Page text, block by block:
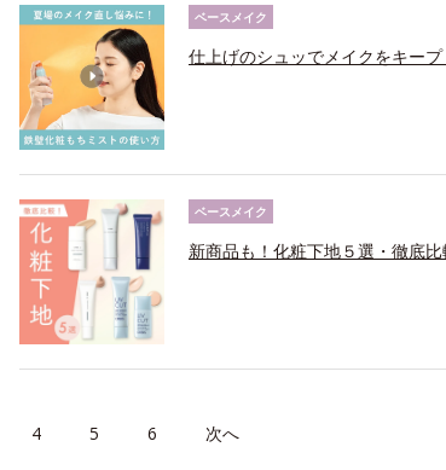
ベースメイク
仕上げのシュッでメイクをキー
ベースメイク
新商品も！化粧下地５選・徹底比
4 5 6 次へ